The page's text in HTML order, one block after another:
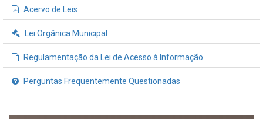
Acervo de Leis
Lei Orgânica Municipal
Regulamentação da Lei de Acesso à Informação
Perguntas Frequentemente Questionadas